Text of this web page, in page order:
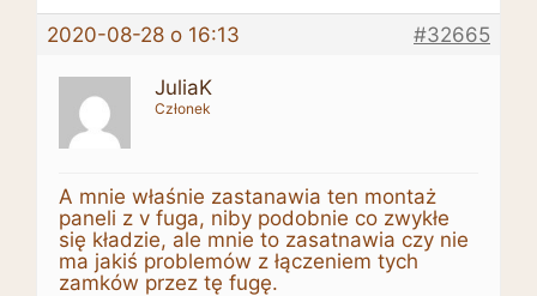
2020-08-28 o 16:13
#32665
JuliaK
Członek
A mnie właśnie zastanawia ten montaż
paneli z v fuga, niby podobnie co zwykłe
się kładzie, ale mnie to zasatnawia czy nie
ma jakiś problemów z łączeniem tych
zamków przez tę fugę.